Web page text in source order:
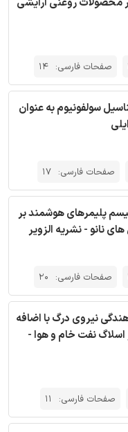
محصولات روغنی آرایشی
صفحات فارسی: 14
سولفونیوم به عنوان
صفحات فارسی: 17
پلیمرهای هوشمند بر
نانو - نشریه الزویر
صفحات فارسی: 20
نیروی درگ با اضافه
اسلاگ نفت خام و هوا -
صفحات فارسی: 11